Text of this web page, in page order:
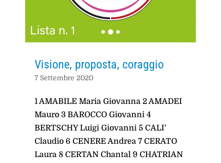
Visione, proposta, coraggio
7 Settembre 2020
1 AMABILE Maria Giovanna 2 AMADEI
Mauro 3 BAROCCO Giovanni 4
BERTSCHY Luigi Giovanni 5 CALI’
Claudio 6 CENERE Andrea 7 CERATO
Laura 8 CERTAN Chantal 9 CHATRIAN